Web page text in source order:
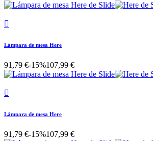

Lámpara de mesa Here
91,79 €-15%107,99 €

Lámpara de mesa Here
91,79 €-15%107,99 €